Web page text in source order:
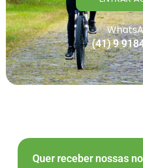
(41) 9
Quer receber nossas